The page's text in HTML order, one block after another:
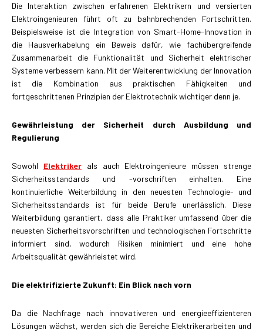
Die Interaktion zwischen erfahrenen Elektrikern und versierten
Elektroingenieuren führt oft zu bahnbrechenden Fortschritten.
Beispielsweise ist die Integration von Smart-Home-Innovation in
die Hausverkabelung ein Beweis dafür, wie fachübergreifende
Zusammenarbeit die Funktionalität und Sicherheit elektrischer
Systeme verbessern kann. Mit der Weiterentwicklung der Innovation
ist die Kombination aus praktischen Fähigkeiten und
fortgeschrittenen Prinzipien der Elektrotechnik wichtiger denn je.
Gewährleistung der Sicherheit durch Ausbildung und
Regulierung
Sowohl Elektrikerals auch Elektroingenieure müssen strenge
Sicherheitsstandards und -vorschriften einhalten. Eine
kontinuierliche Weiterbildung in den neuesten Technologie- und
Sicherheitsstandards ist für beide Berufe unerlässlich. Diese
Weiterbildung garantiert, dass alle Praktiker umfassend über die
neuesten Sicherheitsvorschriften und technologischen Fortschritte
informiert sind, wodurch Risiken minimiert und eine hohe
Arbeitsqualität gewährleistet wird.
Die elektrifizierte Zukunft: Ein Blick nach vorn
Da die Nachfrage nach innovativeren und energieeffizienteren
Lösungen wächst, werden sich die Bereiche Elektrikerarbeiten und